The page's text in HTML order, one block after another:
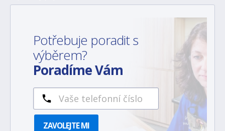
Potřebuje poradit s
výběrem?
Poradíme Vám
ZAVOLEJTE MI